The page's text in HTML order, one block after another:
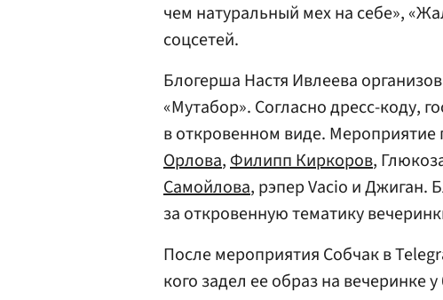
чем натуральный мех на себе»,
соцсетей.
Блогерша Настя Ивлеева
«Мутабор». Согласно дресс-коду,
в откровенном виде. Мероприятие
Орлова,Филипп Киркоров,
Самойлова, рэпер Vacio и Джиган.
за откровенную тематику
После мероприятия Собчак в
кого задел ее образ на вечеринке